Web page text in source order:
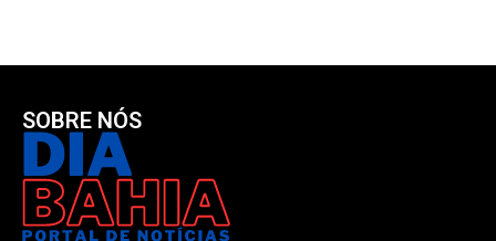
SOBRE NÓS